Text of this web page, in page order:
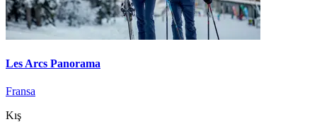
Les Arcs Panorama
Fransa
Kış